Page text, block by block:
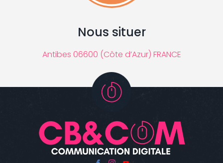
Nous situer
Antibes 06600 (Côte d’Azur) FRANCE